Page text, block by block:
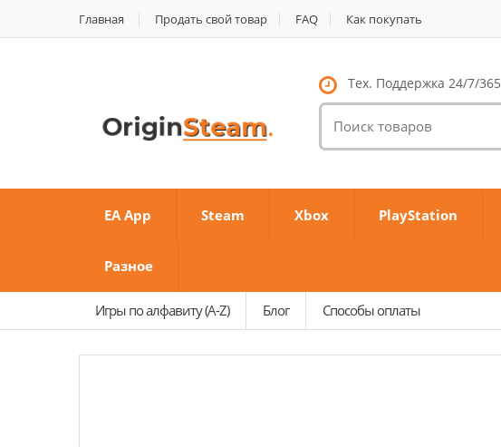
Главная Продать свой товар FAQ Как покупать
Тех. Поддержка 24/7/365
Поиск
товаров:
EA App Steam Xbox PlayStation
Разное
Игры по алфавиту (A-Z) Блог Способы оплаты